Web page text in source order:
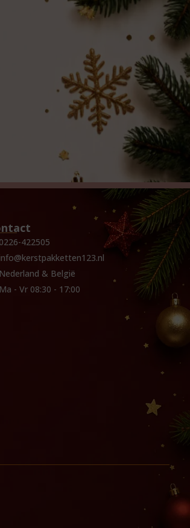
0226-422505
info@kerstpakketten123.nl
Nederland & België
Ma - Vr 08:30 - 17:00